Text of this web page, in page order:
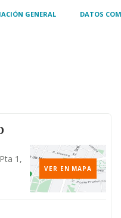
GENERAL DATOS
1,
VER EN MAPA